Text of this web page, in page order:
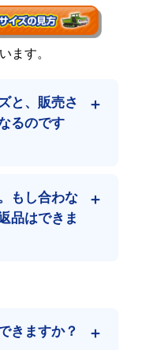
れて
や定期購入のお客様で
お求めやすい価
ーラーをご提供しま
最大級の流通量を誇り
ます。
と、販売さ
るのです
もし合わな
品はできま
きますか？